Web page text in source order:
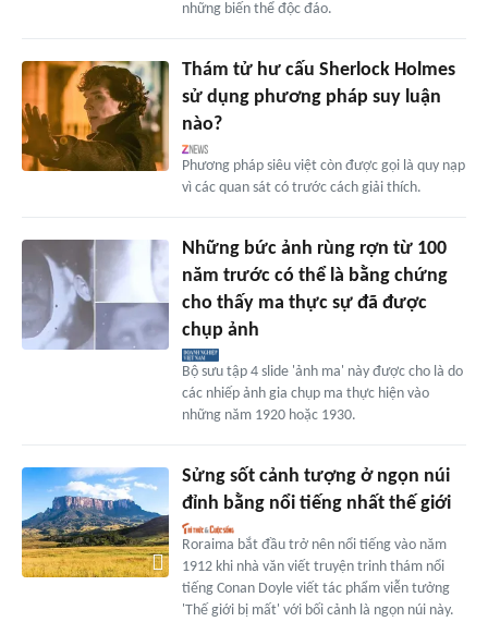
những biến thể độc đáo.
Thám tử hư cấu Sherlock Holmes
sử dụng phương pháp suy luận
nào?
Phương pháp siêu việt còn được gọi là quy nạp
vì các quan sát có trước cách giải thích.
Những bức ảnh rùng rợn từ 100
năm trước có thể là bằng chứng
cho thấy ma thực sự đã được
chụp ảnh
Bộ sưu tập 4 slide 'ảnh ma' này được cho là do
các nhiếp ảnh gia chụp ma thực hiện vào
những năm 1920 hoặc 1930.
Sửng sốt cảnh tượng ở ngọn núi
đỉnh bằng nổi tiếng nhất thế giới
Roraima bắt đầu trở nên nổi tiếng vào năm
1912 khi nhà văn viết truyện trinh thám nổi
tiếng Conan Doyle viết tác phẩm viễn tưởng
'Thế giới bị mất' với bối cảnh là ngọn núi này.